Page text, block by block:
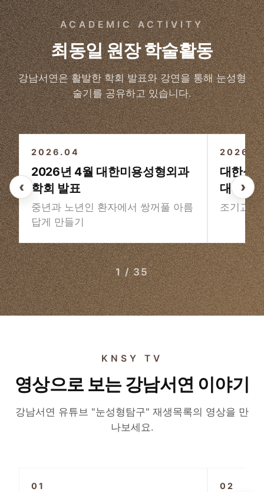
ACADEMIC ACTIVITY
최동일 원장 학술활동
강남서연은 활발한 학회 발표와 강연을 통해 눈성형
술기를 공유하고 있습니다.
‹ ›
3/3
2026.04
2026년 4월 대한미용성형외과
학회 발표
중년과 노년인 환자에서 쌍꺼풀 아름
답게 만들기
2026
대한성
대회
조기교정
1 / 35
KNSY TV
영상으로 보는 강남서연 이야기
강남서연 유튜브 "눈성형탐구" 재생목록의 영상을 만
나보세요.
01 02